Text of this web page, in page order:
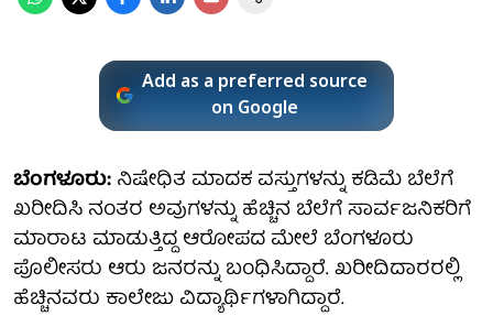
Add as a preferred source
on Google
ಬೆಂಗಳೂರು:ನಿಷೇಧಿತ ಮಾದಕ ವಸ್ತುಗಳನ್ನು ಕಡಿಮೆ ಬೆಲೆಗೆ
ಖರೀದಿಸಿ ನಂತರ ಅವುಗಳನ್ನು ಹೆಚ್ಚಿನ ಬೆಲೆಗೆ ಸಾರ್ವಜನಿಕರಿಗೆ
ಮಾರಾಟ ಮಾಡುತ್ತಿದ್ದ ಆರೋಪದ ಮೇಲೆ ಬೆಂಗಳೂರು
ಪೊಲೀಸರು ಆರು ಜನರನ್ನು ಬಂಧಿಸಿದ್ದಾರೆ. ಖರೀದಿದಾರರಲ್ಲಿ
ಹೆಚ್ಚಿನವರು ಕಾಲೇಜು ವಿದ್ಯಾರ್ಥಿಗಳಾಗಿದ್ದಾರೆ.